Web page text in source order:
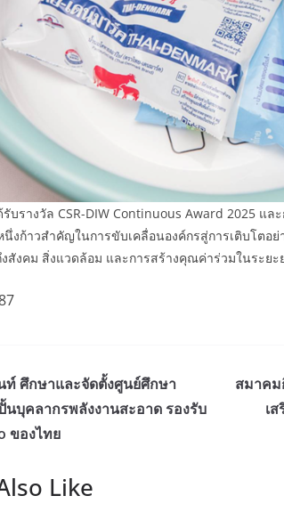
รับรางวัล CSR-DIW Continuous Award 2025 แ
งก้าวสำคัญในการขับเคลื่อนองค์กรสู่การเติบโตอ
สังคม สิ่งแวดล้อม และการสร้างคุณค่าร่วมในระยะ
ท์ ศึกษาและจัดตั้งศูนย์ศึกษา
นบุคลากรพลังงานสะอาด รองรับ
ของไทย
สมาคม
เ
Like